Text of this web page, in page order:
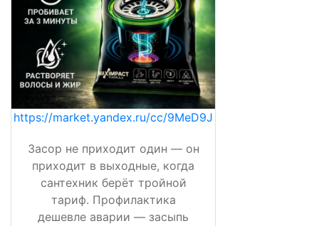
https://market.yandex.ru/cc/9MeD9J
Засор не приходит один — он
приходит в выходные, когда
сантехник берёт тройной
тариф. Профилактика
дешевле аварии — засыпь